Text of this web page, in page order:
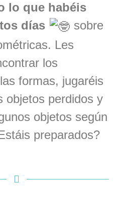
lo que habéis
días
sobre
Les
los
formas, jugaréis
objetos perdidos y
objetos según
preparados?